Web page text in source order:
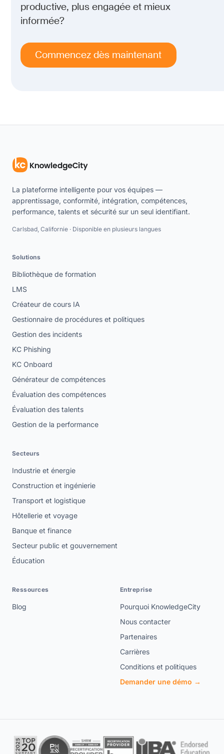
productive, plus engagée et mieux
informée?
Commencez dès maintenant
La plateforme intelligente pour vos équipes —
apprentissage, conformité, intégration, compétences,
performance, talents et sécurité sur un seul identifiant.
Carlsbad, Californie · Disponible en plusieurs langues
Solutions
Bibliothèque de formation
LMS
Créateur de cours IA
Gestionnaire de procédures et politiques
Gestion des incidents
KC Phishing
KC Onboard
Générateur de compétences
Évaluation des compétences
Évaluation des talents
Gestion de la performance
Secteurs
Industrie et énergie
Construction et ingénierie
Transport et logistique
Hôtellerie et voyage
Banque et finance
Secteur public et gouvernement
Éducation
Ressources
Blog
Entreprise
Pourquoi KnowledgeCity
Nous contacter
Partenaires
Carrières
Conditions et politiques
Demander une démo →